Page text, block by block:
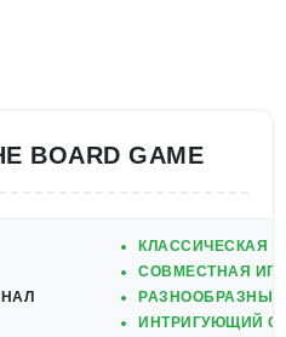
BOARD GAME
КЛАССИЧЕСКАЯ
СОВМЕСТНАЯ
ИНТРИГУЮЩИЙ